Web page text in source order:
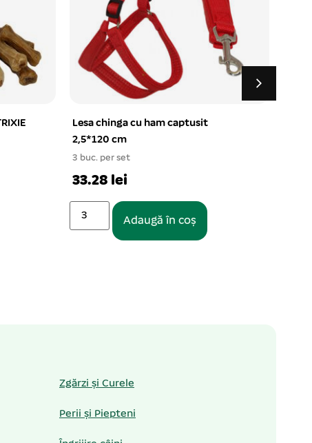
captusit
în coș
Zgarda chinga cu dunga textil 1×30
Adaugă în coș
Zgărzi și Curele
Perii și Piepteni